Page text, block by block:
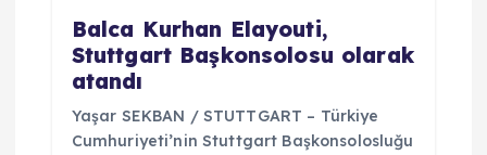
Balca Kurhan Elayouti,
Stuttgart Başkonsolosu olarak
atandı
Yaşar SEKBAN / STUTTGART – Türkiye
Cumhuriyeti’nin Stuttgart Başkonsolosluğu